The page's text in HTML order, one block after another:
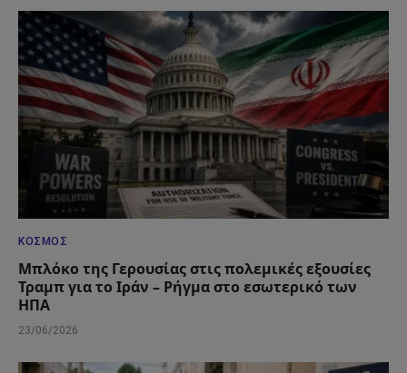
ΚΌΣΜΟΣ
Μπλόκο της Γερουσίας στις πολεμικές εξουσίες
Τραμπ για το Ιράν – Ρήγμα στο εσωτερικό των
ΗΠΑ
23/06/2026